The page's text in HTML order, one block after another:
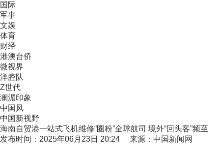
国际
军事
文娱
体育
财经
港澳台侨
微视界
洋腔队
Z世代
澜湄印象
中国风
中国新视野
海南自贸港一站式飞机维修“圈粉”全球航司 境外“回头客”频至
发布时间：2025年06月23日 20:24 来源：中国新闻网